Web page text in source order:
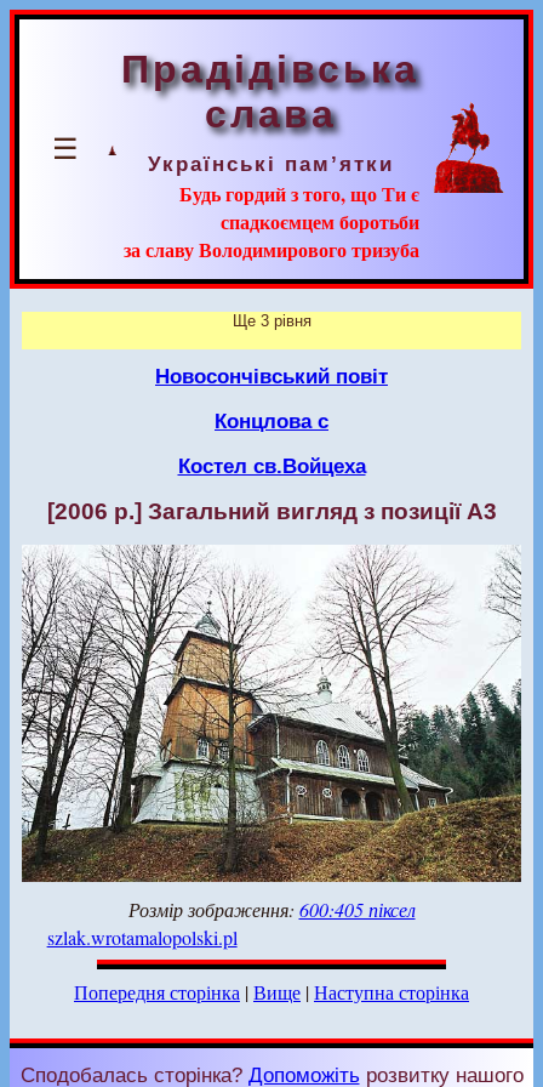
☰
Прадідівська
слава
Українські пам’ятки
Будь гордий з того, що Ти є
спадкоємцем боротьби
за славу Володимирового тризуба
Ще 3 рівня
Новосончівський повіт
Концлова с
Костел св.Войцеха
[2006 р.] Загальний вигляд з позиції А3
Розмір зображення: 600:405 піксел
szlak.wrotamalopolski.pl
Попередня сторінка |Вище |Наступна сторінка
Сподобалась сторінка? Допоможіть розвитку нашого